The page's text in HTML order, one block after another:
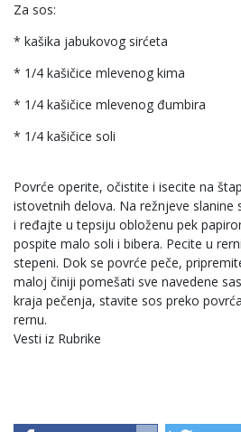
Za sos:
* kašika jabukovog sirćeta
* 1/4 kašičice mlevenog kima
* 1/4 kašičice mlevenog đumbira
* 1/4 kašičice soli
Povrće operite, očistite i isecite na
istovetnih delova. Na režnjeve
i ređajte u tepsiju obloženu pek
pospite malo soli i bibera. Pecite u
stepeni. Dok se povrće peče,
maloj činiji pomešati sve navedene
kraja pečenja, stavite sos preko
rernu.
Vesti iz Rubrike